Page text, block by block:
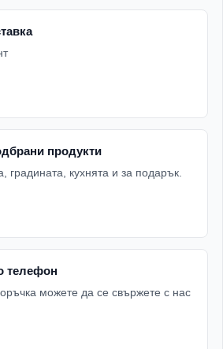
продукти
градината, кухнята и за подарък.
телефон
можете да се свържете с нас